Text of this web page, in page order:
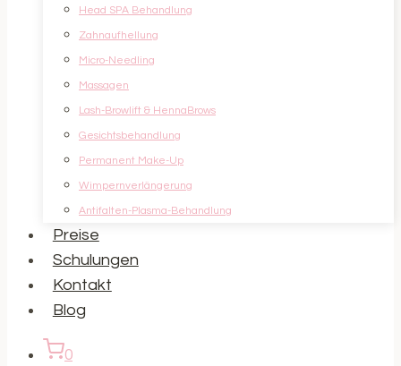
Head SPA Behandlung
Zahnaufhellung
Micro-Needling
Massagen
Lash-Browlift & HennaBrows
Gesichtsbehandlung
Permanent Make-Up
Wimpernverlängerung
Antifalten-Plasma-Behandlung
Preise
Schulungen
Kontakt
Blog
0